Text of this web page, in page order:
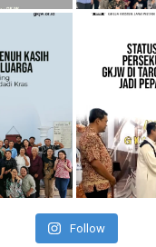
Follow